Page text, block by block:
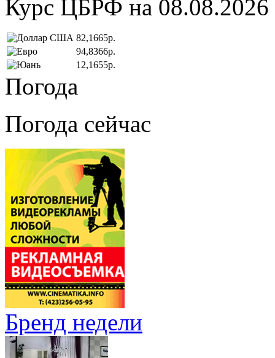
Курс ЦБРФ на 08.08.2026
82,1665р.
94,8366р.
12,1655р.
Погода
Погода сейчас
Бренд недели